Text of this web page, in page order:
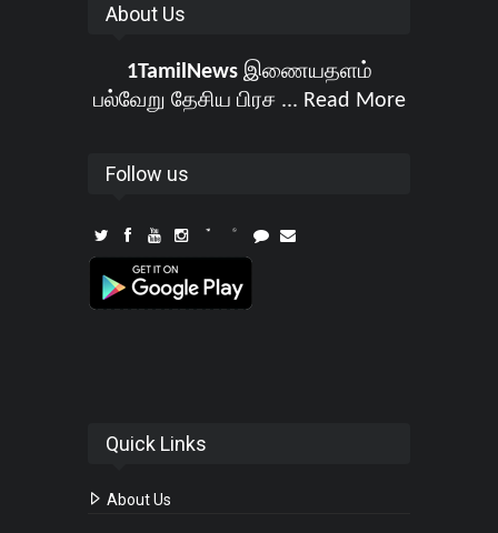
About Us
1TamilNewsஇணையதளம்
பல்வேறு தேசிய பிரச ... Read More
Follow us
Quick Links
About Us